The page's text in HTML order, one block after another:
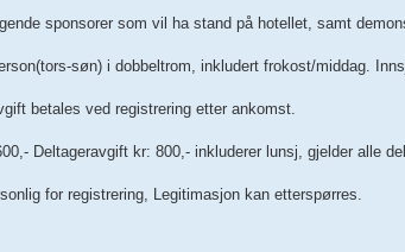
sponsorer som vil ha stand på hotellet, samt
søn) i dobbeltrom, inkludert frokost/middag.
betales ved registrering etter ankomst.
Deltageravgift kr: 800,- inkluderer lunsj, gjelder alle
for registrering, Legitimasjon kan etterspørres.